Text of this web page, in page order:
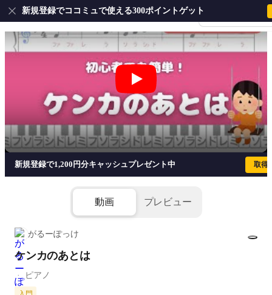
会員登録・ログイ
新規登録でココミュで使える300ポイントゲット
ケンカのあとは
新規登録で1,200円分キャッシュプレゼント中 取得
動画 プレビュー
がるーぽっけ
ケンカのあとは
ピアノ